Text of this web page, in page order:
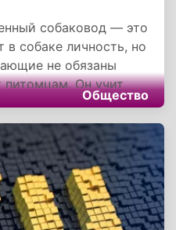
собаковод — это
в собаке личность, но
не обязаны
питомцам. Он учит
о ее
границы других.
город, где
Общество